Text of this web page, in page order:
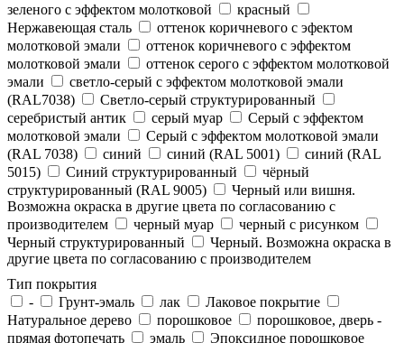
зеленого с эффектом молотковой
красный
Нержавеющая сталь
оттенок коричневого с эфектом
молотковой эмали
оттенок коричневого с эффектом
молотковой эмали
оттенок серого с эффектом молотковой
эмали
светло-серый с эффектом молотковой эмали
(RAL7038)
Светло-серый структурированный
серебристый антик
серый муар
Серый с эффектом
молотковой эмали
Серый с эффектом молотковой эмали
(RAL 7038)
синий синий (RAL 5001)
синий (RAL
5015)
Синий структурированный
чёрный
структурированный (RAL 9005)
Черный или вишня.
Возможна окраска в другие цвета по согласованию с
производителем
черный муар
черный с рисунком
Черный структурированный
Черный. Возможна окраска в
другие цвета по согласованию с производителем
Тип покрытия
-
Грунт-эмаль лак
Лаковое покрытие
Натуральное дерево
порошковое
порошковое, дверь -
прямая фотопечать
эмаль Эпоксидное порошковое